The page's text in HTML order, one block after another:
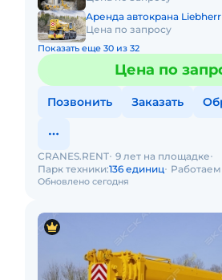
Аренда автокрана Liebherr
Цена по запросу
Показать еще 30 из 32
Цена по
Позвонить Заказать
Обновлено сегодня
CRANES.RENT 9 лет на площадке
Парк техники:136 единиц